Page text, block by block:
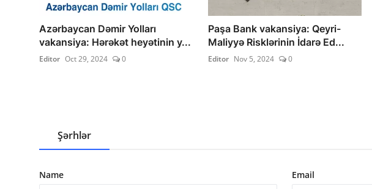
Azərbaycan Dəmir Yolları
vakansiya: Hərəkət heyətinin y...
Editor Oct 29, 2024 0
Paşa Bank vakansiya: Qeyri-
Maliyyə Risklərinin İdarə Ed...
Editor Nov 5, 2024 0
Şərhlər
Name Email